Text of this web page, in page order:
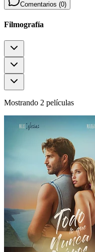
Comentarios (0)
Filmografía
Mostrando 2 películas